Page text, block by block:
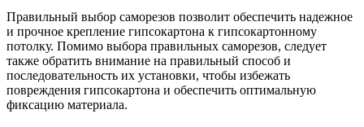
Правильный выбор саморезов позволит обеспечить надежное
и прочное крепление гипсокартона к гипсокартонному
потолку. Помимо выбора правильных саморезов, следует
также обратить внимание на правильный способ и
последовательность их установки, чтобы избежать
повреждения гипсокартона и обеспечить оптимальную
фиксацию материала.